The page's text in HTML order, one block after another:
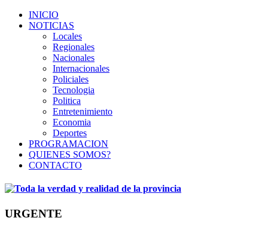
INICIO
NOTICIAS
Locales
Regionales
Nacionales
Internacionales
Policiales
Tecnologia
Politica
Entretenimiento
Economia
Deportes
PROGRAMACION
QUIENES SOMOS?
CONTACTO
URGENTE